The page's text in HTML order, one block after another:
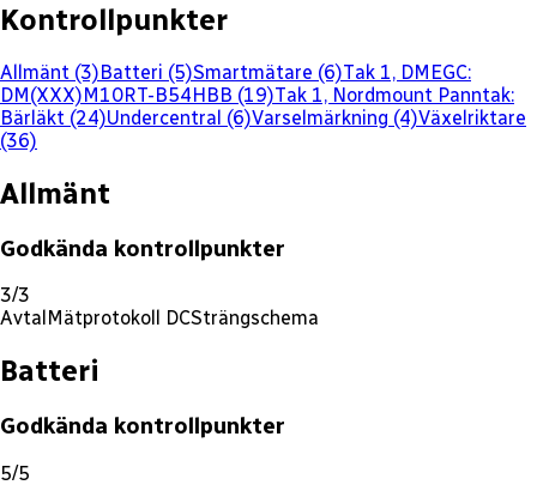
Kontrollpunkter
Allmänt (3)Batteri (5)Smartmätare (6)Tak 1, DMEGC:
DM(XXX)M10RT-B54HBB (19)Tak 1, Nordmount Panntak:
Bärläkt (24)Undercentral (6)Varselmärkning (4)Växelriktare
(36)
Allmänt
Godkända kontrollpunkter
3/3
Avtal Mätprotokoll DCSträngschema
Batteri
Godkända kontrollpunkter
5/5